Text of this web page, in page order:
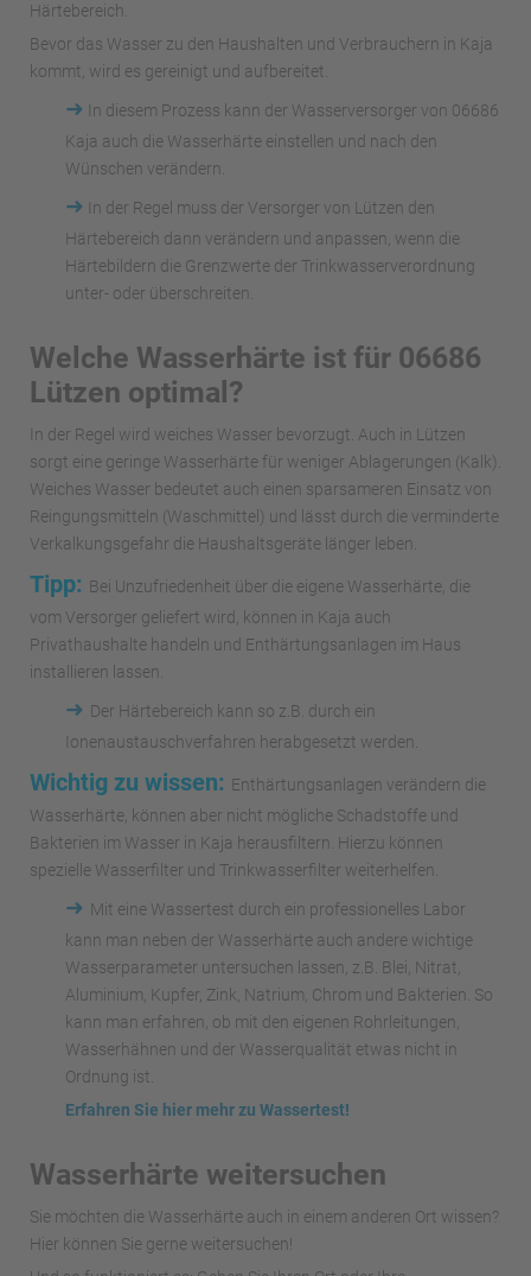
Härtebereich.
Bevor das Wasser zu den Haushalten und Verbrauchern in Kaja
kommt, wird es gereinigt und aufbereitet.
➜
In diesem Prozess kann der Wasserversorger von 06686
Kaja auch die Wasserhärte einstellen und nach den
Wünschen verändern.
➜
In der Regel muss der Versorger von Lützen den
Härtebereich dann verändern und anpassen, wenn die
Härtebildern die Grenzwerte der Trinkwasserverordnung
unter- oder überschreiten.
Welche Wasserhärte ist für 06686
Lützen optimal?
In der Regel wird weiches Wasser bevorzugt. Auch in Lützen
sorgt eine geringe Wasserhärte für weniger Ablagerungen (Kalk).
Weiches Wasser bedeutet auch einen sparsameren Einsatz von
Reingungsmitteln (Waschmittel) und lässt durch die verminderte
Verkalkungsgefahr die Haushaltsgeräte länger leben.
Tipp: Bei Unzufriedenheit über die eigene Wasserhärte, die
vom Versorger geliefert wird, können in Kaja auch
Privathaushalte handeln und Enthärtungsanlagen im Haus
installieren lassen.
➜ Der Härtebereich kann so z.B. durch ein
Ionenaustauschverfahren herabgesetzt werden.
Wichtig zu wissen: Enthärtungsanlagen verändern die
Wasserhärte, können aber nicht mögliche Schadstoffe und
Bakterien im Wasser in Kaja herausfiltern. Hierzu können
spezielle Wasserfilter und Trinkwasserfilter weiterhelfen.
➜ Mit eine Wassertest durch ein professionelles Labor
kann man neben der Wasserhärte auch andere wichtige
Wasserparameter untersuchen lassen, z.B. Blei, Nitrat,
Aluminium, Kupfer, Zink, Natrium, Chrom und Bakterien. So
kann man erfahren, ob mit den eigenen Rohrleitungen,
Wasserhähnen und der Wasserqualität etwas nicht in
Ordnung ist.
Erfahren Sie hier mehr zu Wassertest!
Wasserhärte weitersuchen
Sie möchten die Wasserhärte auch in einem anderen Ort wissen?
Hier können Sie gerne weitersuchen!